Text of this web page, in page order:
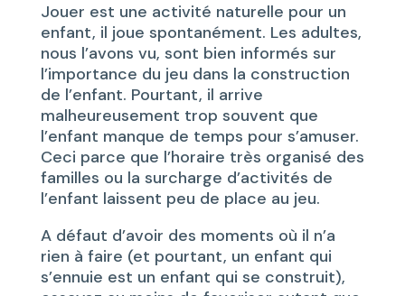
Jouer est une activité naturelle pour un
enfant, il joue spontanément. Les adultes,
nous l’avons vu, sont bien informés sur
l’importance du jeu dans la construction
de l’enfant. Pourtant, il arrive
malheureusement trop souvent que
l’enfant manque de temps pour s’amuser.
Ceci parce que l’horaire très organisé des
familles ou la surcharge d’activités de
l’enfant laissent peu de place au jeu.
A défaut d’avoir des moments où il n’a
rien à faire (et pourtant, un enfant qui
s’ennuie est un enfant qui se construit),